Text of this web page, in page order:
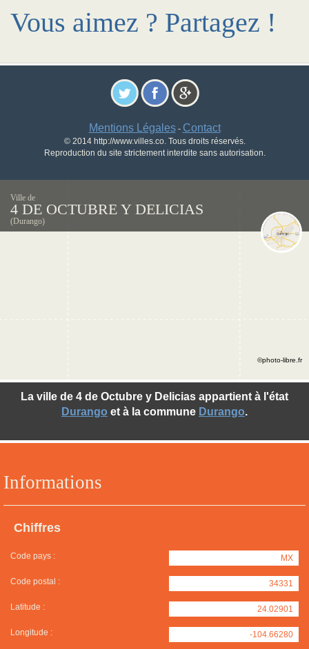
Vous aimez ? Partagez !
Mentions Légales- Contact
© 2014 http://www.villes.co. Tous droits réservés.
Reproduction du site strictement interdite sans autorisation.
Ville de
4 DE OCTUBRE Y DELICIAS
(Durango)
Informations
Chiffres
Code pays : MX
Code postal : 34331
Latitude : 24.02901
Longitude : -104.66280
La ville de 4 de Octubre y Delicias appartient à l'état
Durango et à la commune Durango.
©photo-libre.fr